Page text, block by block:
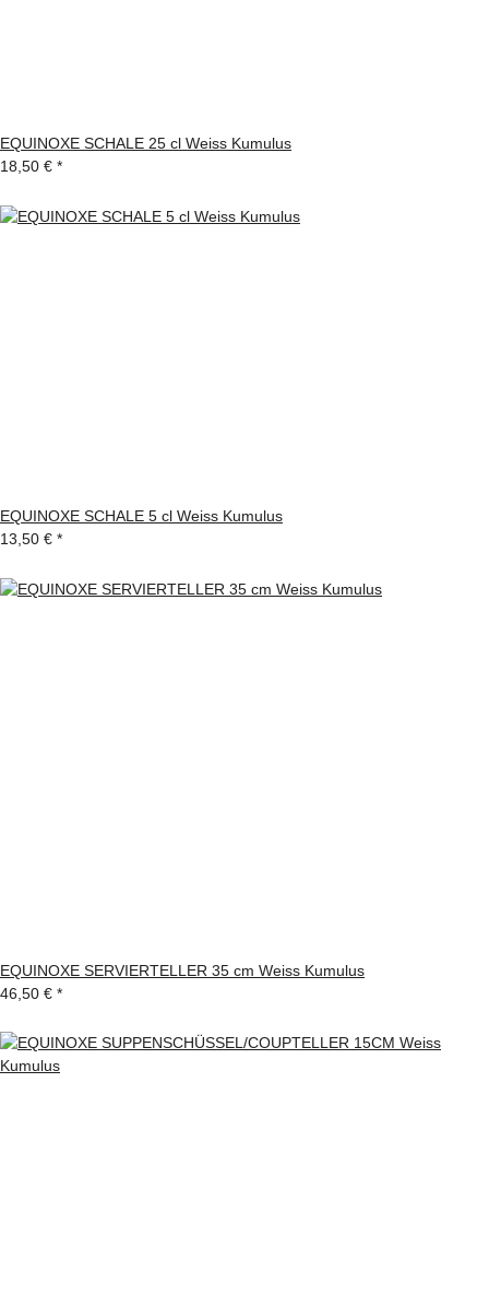
EQUINOXE SCHALE 25 cl Weiss Kumulus
18,50 € *
EQUINOXE SCHALE 5 cl Weiss Kumulus
13,50 € *
EQUINOXE SERVIERTELLER 35 cm Weiss Kumulus
46,50 € *